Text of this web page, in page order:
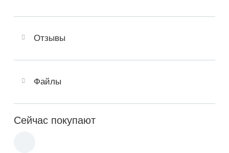
Отзывы
Файлы
Сейчас покупают